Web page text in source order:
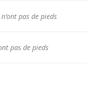
pas de pieds
pas de pieds